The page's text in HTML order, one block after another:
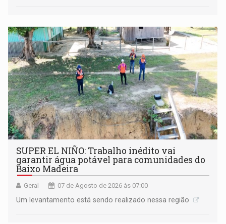
SUPER EL NIÑO: Trabalho inédito vai
garantir água potável para comunidades do
Baixo Madeira
Geral 07 de Agosto de 2026 às 07:00
Um levantamento está sendo realizado nessa região